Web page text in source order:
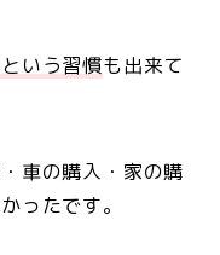
いう習慣も出来て
車の購入・家の購
ったです。